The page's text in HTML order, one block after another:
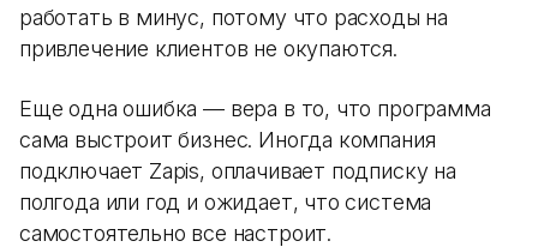
работать в минус, потому что расходы на
привлечение клиентов не окупаются.
Еще одна ошибка — вера в то, что программа
сама выстроит бизнес. Иногда компания
подключает Zapis, оплачивает подписку на
полгода или год и ожидает, что система
самостоятельно все настроит.